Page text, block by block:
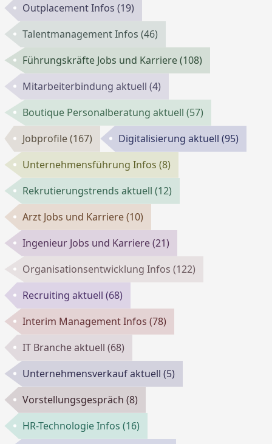
Outplacement Infos(19)
Talentmanagement Infos(46)
Führungskräfte Jobs und Karriere(108)
Mitarbeiterbindung aktuell(4)
Boutique Personalberatung aktuell(57)
Jobprofile(167) Digitalisierung aktuell(95)
Unternehmensführung Infos(8)
Rekrutierungstrends aktuell(12)
Arzt Jobs und Karriere(10)
Ingenieur Jobs und Karriere(21)
Organisationsentwicklung Infos(122)
Recruiting aktuell(68)
Interim Management Infos(78)
IT Branche aktuell(68)
Unternehmensverkauf aktuell(5)
Vorstellungsgespräch(8)
HR-Technologie Infos(16)